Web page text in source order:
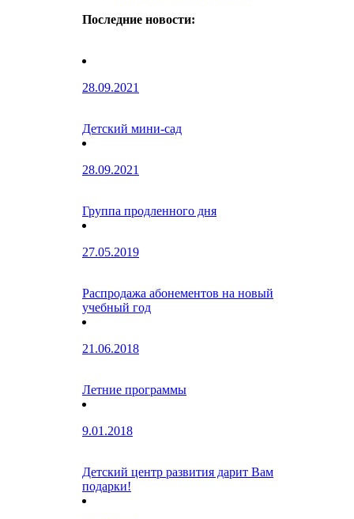
Последние новости:
28.09.2021
Детский мини-сад
28.09.2021
Группа продленного дня
27.05.2019
Распродажа абонементов на новый
учебный год
21.06.2018
Летние программы
9.01.2018
Детский центр развития дарит Вам
подарки!